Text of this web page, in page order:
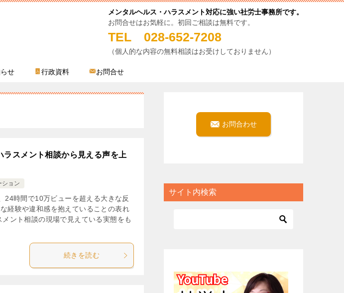
メンタルヘルス・ハラスメント対応に強い社労士事務所です。
お問合せはお気軽に。初回ご相談は無料です。
TEL 028-652-7208
（個人的な内容の無料相談はお受けしておりません）
せ 行政資料 お問合せ
スメント相談から見える声を上
ション
24時間で10万ビューを超える大きな反
経験や違和感を抱えていることの表れ
ント相談の現場で見えている実態をも
続きを読む
お問合わせ
サイト内検索